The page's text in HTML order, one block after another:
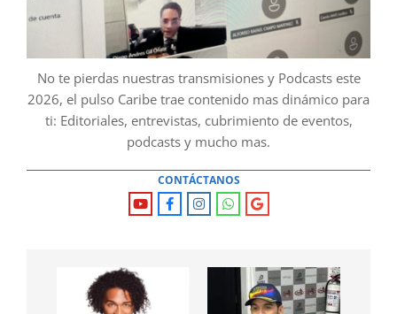
No te pierdas nuestras transmisiones y Podcasts este
2026, el pulso Caribe trae contenido mas dinámico para
ti: Editoriales, entrevistas, cubrimiento de eventos,
podcasts y mucho mas.
CONTÁCTANOS